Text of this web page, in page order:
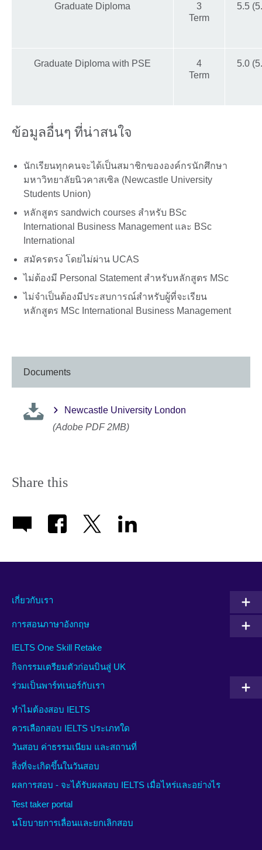
Graduate Diploma
3
Term
5.5
Graduate Diploma with PSE
4
Term
5.0
ข้อมูลอื่นๆ ที่น่าสนใจ
นักเรียนทุกคนจะได้เป็นสมาชิกขององค์กรนักศึกษา
มหาวิทยาลัยนิวคาสเซิล (Newcastle University
Students Union)
หลักสูตร sandwich courses สำหรับ BSc
International Business Management และ BSc
International
สมัครตรง โดยไม่ผ่าน UCAS
ไม่ต้องมี Personal Statement สำหรับหลักสูตร MSc
ไม่จำเป็นต้องมีประสบการณ์สำหรับผู้ที่จะเรียน
หลักสูตร MSc International Business Management
Documents
Newcastle University London
(Adobe PDF 2MB)
Share this
เกี่ยวกับเรา
การสอนภาษาอังกฤษ
IELTS One Skill Retake
กิจกรรมเตรียมตัวก่อนบินสู่ UK
ร่วมเป็นพาร์ทเนอร์กับเรา
ทำไมต้องสอบ IELTS
ควรเลือกสอบ IELTS ประเภทใด
วันสอบ ค่าธรรมเนียม และสถานที่
สิ่งที่จะเกิดขึ้นในวันสอบ
ผลการสอบ - จะได้รับผลสอบ IELTS เมื่อไหร่และอย่างไร
Test taker portal
นโยบายการเลื่อนและยกเลิกสอบ